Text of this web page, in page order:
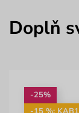
Doplň
-25%